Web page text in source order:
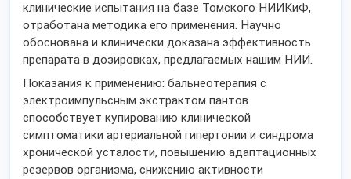
клинические испытания на базе Томского НИИКиФ,
отработана методика его применения. Научно
обоснована и клинически доказана эффективность
препарата в дозировках, предлагаемых нашим НИИ.
Показания к применению: бальнеотерапия с
электроимпульсным экстрактом пантов
способствует купированию клинической
симптоматики артериальной гипертонии и синдрома
хронической усталости, повышению адаптационных
резервов организма, снижению активности